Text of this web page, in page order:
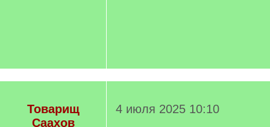
Товарищ
Саахов
4 июля 2025 10:10